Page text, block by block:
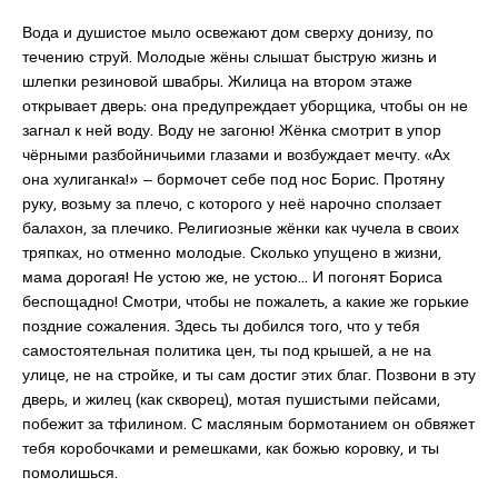
Вода и душистое мыло освежают дом сверху донизу, по
течению струй. Молодые жёны слышат быструю жизнь и
шлепки резиновой швабры. Жилица на втором этаже
открывает дверь: она предупреждает уборщика, чтобы он не
загнал к ней воду. Воду не загоню! Жёнка смотрит в упор
чёрными разбойничьими глазами и возбуждает мечту. «Ах
она хулиганка!» ‒ бормочет себе под нос Борис. Протяну
руку, возьму за плечо, с которого у неё нарочно сползает
балахон, за плечико. Религиозные жёнки как чучела в своих
тряпках, но отменно молодые. Сколько упущено в жизни,
мама дорогая! Не устою же, не устою… И погонят Бориса
беспощадно! Смотри, чтобы не пожалеть, а какие же горькие
поздние сожаления. Здесь ты добился того, что у тебя
самостоятельная политика цен, ты под крышей, а не на
улице, не на стройке, и ты сам достиг этих благ. Позвони в эту
дверь, и жилец (как скворец), мотая пушистыми пейсами,
побежит за тфилином. С масляным бормотанием он обвяжет
тебя коробочками и ремешками, как божью коровку, и ты
помолишься.